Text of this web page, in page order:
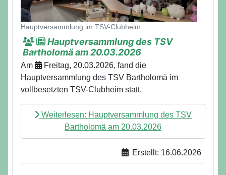
Hauptversammlung im TSV-Clubheim
Hauptversammlung des TSV
Bartholomä am 20.03.2026
Am
Freitag, 20.03.2026, fand die
Hauptversammlung des TSV Bartholomä im
vollbesetzten TSV-Clubheim statt.
Weiterlesen: Hauptversammlung des TSV
Bartholomä am 20.03.2026
Erstellt: 16.06.2026